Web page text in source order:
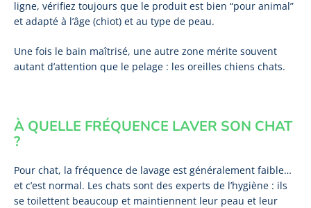
ligne, vérifiez toujours que le produit est bien “pour animal”
et adapté à l’âge (chiot) et au type de peau.
Une fois le bain maîtrisé, une autre zone mérite souvent
autant d’attention que le pelage : les oreilles chiens chats.
À QUELLE FRÉQUENCE LAVER SON CHAT
?
Pour chat, la fréquence de lavage est généralement faible…
et c’est normal. Les chats sont des experts de l’hygiène : ils
se toilettent beaucoup et maintiennent leur peau et leur